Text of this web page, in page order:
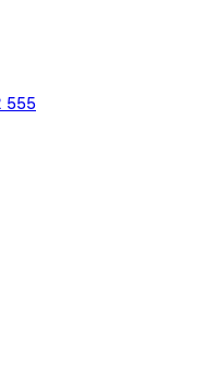
555